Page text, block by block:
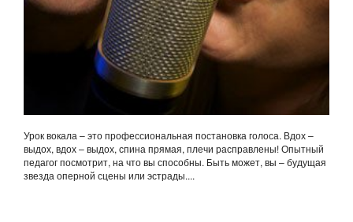
Урок вокала – это профессиональная постановка голоса. Вдох –
выдох, вдох – выдох, спина прямая, плечи расправлены! Опытный
педагог посмотрит, на что вы способны. Быть может, вы – будущая
звезда оперной сцены или эстрады....